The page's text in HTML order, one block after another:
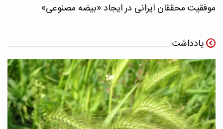
موفقیت محققان ایرانی در ایجاد «بیضه مصنوعی»
یادداشت